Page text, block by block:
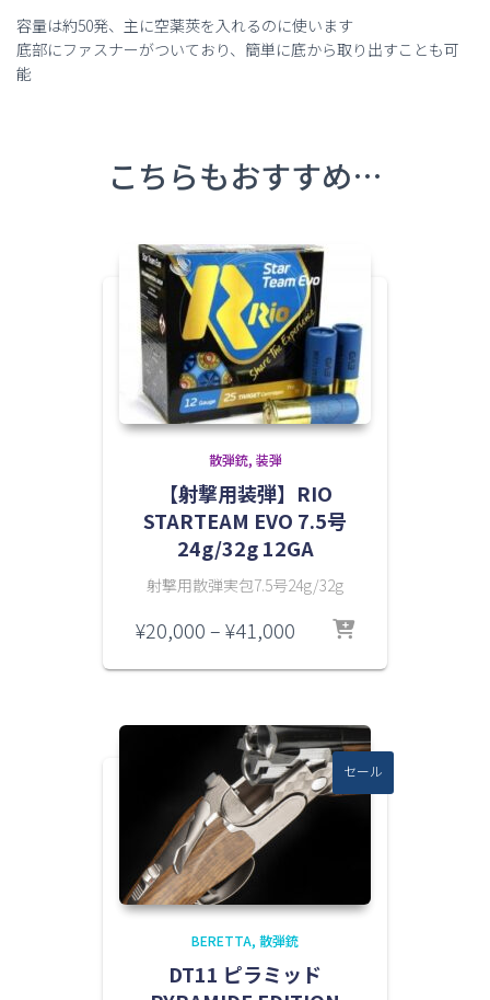
容量は約50発、主に空薬莢を入れるのに使います
底部にファスナーがついており、簡単に底から取り出すことも可
能
こちらもおすすめ…
散弾銃 装弾
【射撃用装弾】RIO
STARTEAM EVO 7.5号
24g/32g 12GA
射撃用散弾実包7.5号24g/32g
¥20,000–¥41,000
帯:
–
¥41,000
セール
BERETTA 散弾銃
DT11 ピラミッド